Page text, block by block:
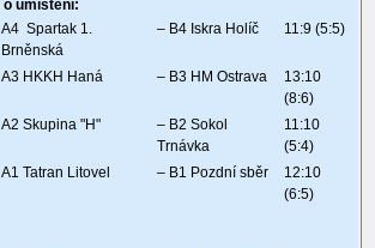
o umístění:
A4 Spartak 1.
Brněnská
– B4 Iskra Holíč 11:9 (5:5)
A3 HKKH Haná – B3 HM Ostrava
13:10
(8:6)
A2 Skupina "H"
– B2 Sokol
Trnávka
11:10
(5:4)
A1 Tatran Litovel – B1 Pozdní sběr
12:10
(6:5)